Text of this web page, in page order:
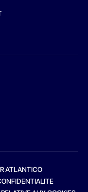
ATLANTICO